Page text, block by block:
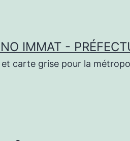
IMMAT -
et carte grise pour la